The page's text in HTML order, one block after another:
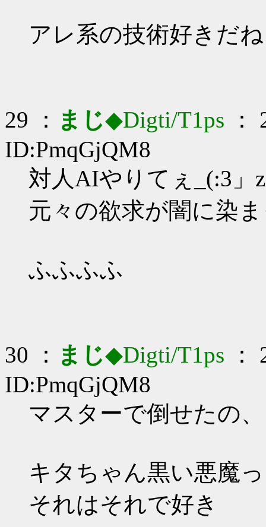
アレ系の技術好きだね
29 ： まじ◆Digti/T1ps ：
ID:PmqGjQM8
対人AIやりてぇ_(:3」
元々の欲求が闇に染
ふふふふ
30 ： まじ◆Digti/T1ps ：
ID:PmqGjQM8
マスターで倒せたの
キタちゃん黒い悪魔
それはそれで好き